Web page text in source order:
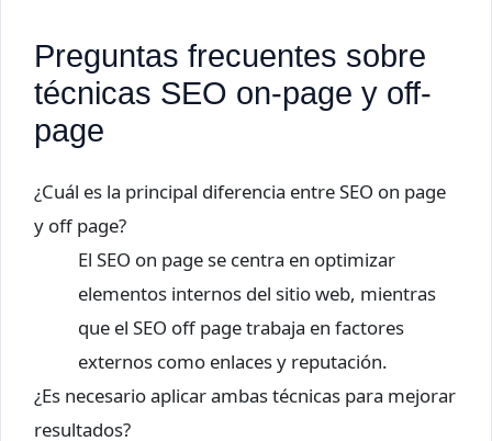
Preguntas frecuentes sobre
técnicas SEO on-page y off-
page
¿Cuál es la principal diferencia entre SEO on page
y off page?
El SEO on page se centra en optimizar
elementos internos del sitio web, mientras
que el SEO off page trabaja en factores
externos como enlaces y reputación.
¿Es necesario aplicar ambas técnicas para mejorar
resultados?